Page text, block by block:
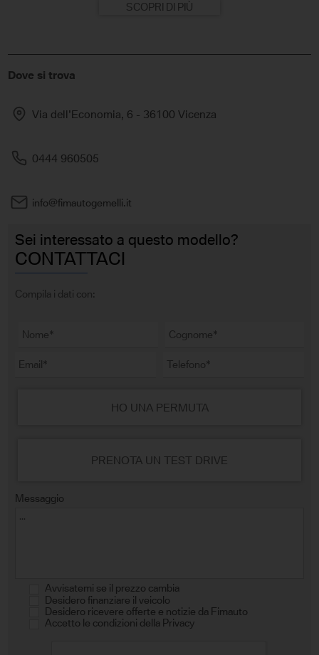
SCOPRI DI PIÙ
Dove si trova
Via dell'Economia, 6 - 36100 Vicenza
0444 960505
info@fimautogemelli.it
Sei interessato a questo modello?
CONTATTACI
Compila i dati con:
HO UNA PERMUTA
PRENOTA UN TEST DRIVE
Messaggio
Avvisatemi se il prezzo cambia
Desidero finanziare il veicolo
Desidero ricevere offerte e notizie da Fimauto
Accetto le condizioni della Privacy